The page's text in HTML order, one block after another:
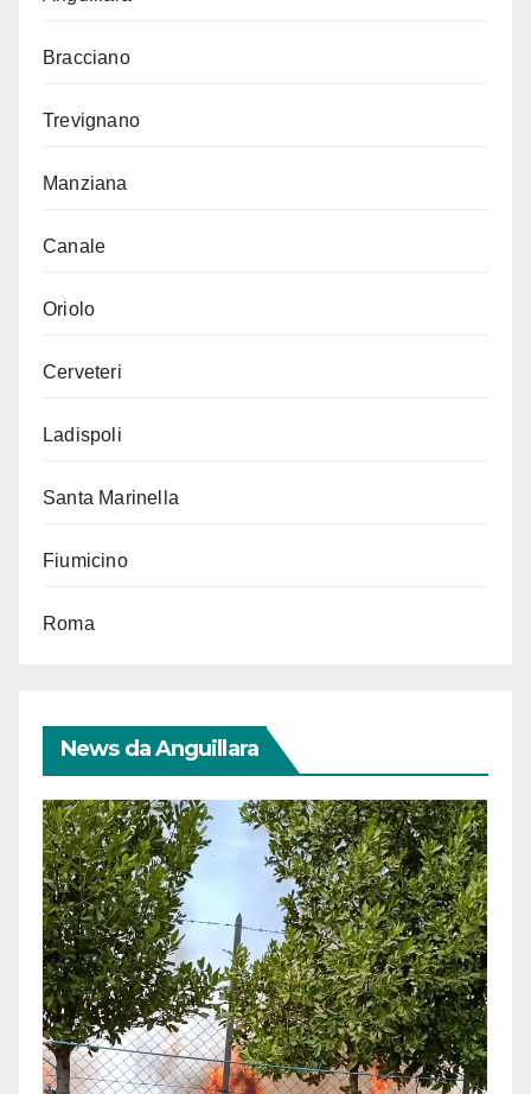
Bracciano
Trevignano
Manziana
Canale
Oriolo
Cerveteri
Ladispoli
Santa Marinella
Fiumicino
Roma
News da Anguillara